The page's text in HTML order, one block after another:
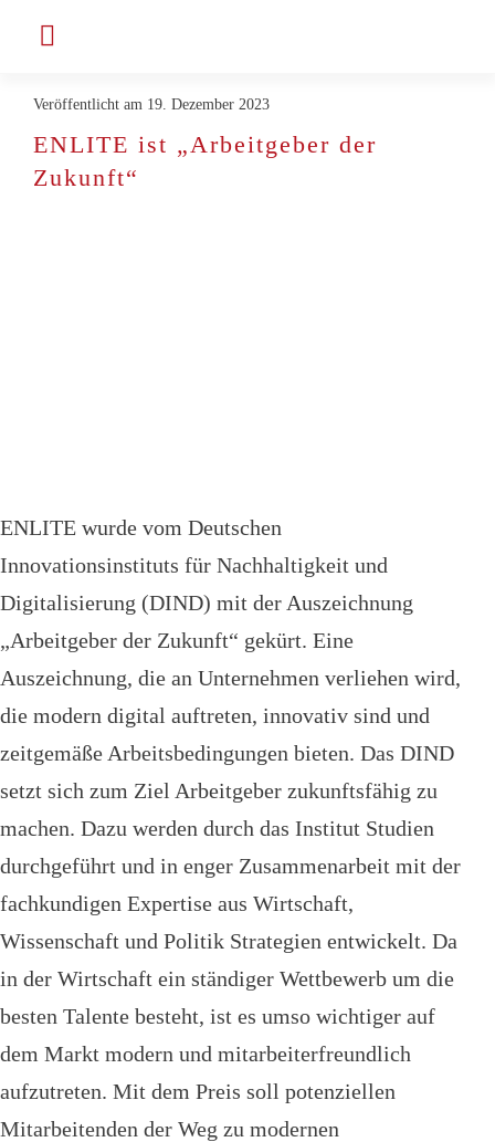
springen
Toggle
Veröffentlicht am 19. Dezember 2023
ENLITE ist „Arbeitgeber der
Zukunft“
ENLITE wurde vom Deutschen
Innovationsinstituts für Nachhaltigkeit und
Digitalisierung (DIND) mit der Auszeichnung
„Arbeitgeber der Zukunft“ gekürt. Eine
Auszeichnung, die an Unternehmen verliehen wird,
die modern digital auftreten, innovativ sind und
zeitgemäße Arbeitsbedingungen bieten. Das DIND
setzt sich zum Ziel Arbeitgeber zukunftsfähig zu
machen. Dazu werden durch das Institut Studien
durchgeführt und in enger Zusammenarbeit mit der
fachkundigen Expertise aus Wirtschaft,
Wissenschaft und Politik Strategien entwickelt. Da
in der Wirtschaft ein ständiger Wettbewerb um die
besten Talente besteht, ist es umso wichtiger auf
dem Markt modern und mitarbeiterfreundlich
aufzutreten. Mit dem Preis soll potenziellen
Mitarbeitenden der Weg zu modernen